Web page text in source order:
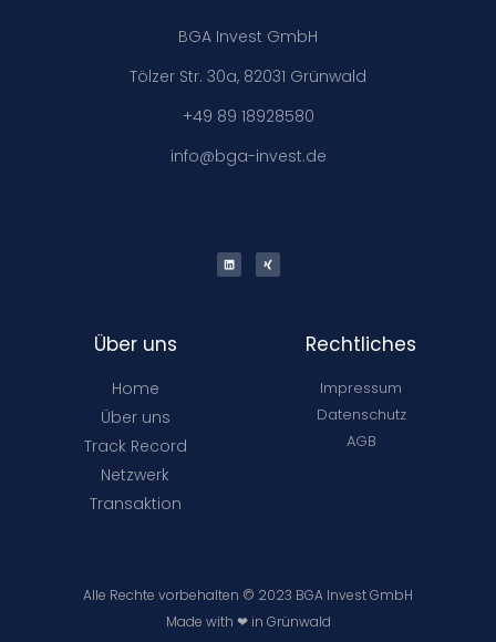
BGA Invest GmbH
Tölzer Str. 30a, 82031 Grünwald
+49 89 18928580
info@bga-invest.de
Über uns
Home
Über uns
Track Record
Netzwerk
Transaktion
Rechtliches
Impressum
Datenschutz
AGB
Alle Rechte vorbehalten © 2023 BGA Invest GmbH
Made with ❤ in Grünwald